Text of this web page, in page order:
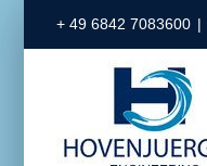
Inhalt
+ 49 6842 7083600 |